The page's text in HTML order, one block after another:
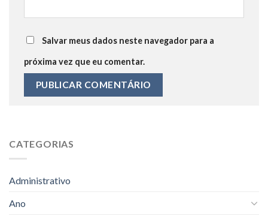
Salvar meus dados neste navegador para a
próxima vez que eu comentar.
CATEGORIAS
Administrativo
Ano